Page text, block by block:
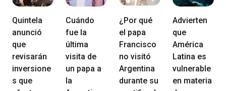
Quintela
anunció
que
revisarán
inversione
s que
Cuándo
fue la
última
visita de
un papa a
la
¿Por qué
el papa
Francisco
no visitó
Argentina
durante su
Advierten
que
América
Latina es
vulnerable
en materia